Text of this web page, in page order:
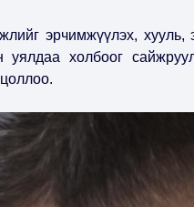
эрчимжүүлэх, хууль,
холбоог